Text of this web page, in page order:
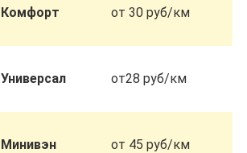
Комфорт от 30 руб/км
Универсал от28 руб/км
Минивэн от 45 руб/км